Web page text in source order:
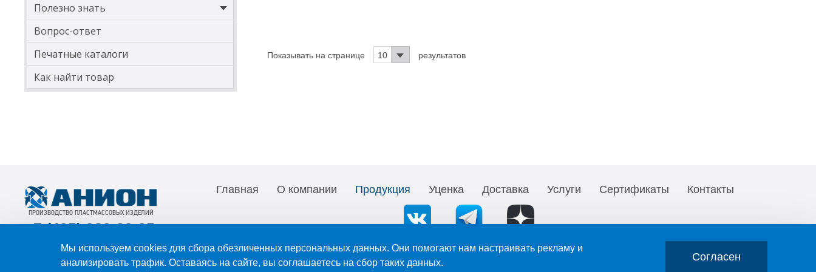
Полезно знать
Вопрос-ответ
Печатные каталоги
Как найти товар
Показывать на странице 10 результатов
ПРОИЗВОДСТВО ПЛАСТМАССОВЫХ ИЗДЕЛИЙ
+7 (495) 989-29-95
+7 (800) 505-59-55
sale@anion-msk.ru
Главная О компании Продукция Уценка Доставка Услуги Сертификаты Контакты
© 2003-2026 Все права принадлежат ООО «АНИОН». Ссылка при копировании, цитировании, перепечатке любого фрагмента текста, изображения, скачиваемого
Мы используем cookies для сбора обезличенных персональных данных. Они помогают нам настраивать рекламу и
анализировать трафик. Оставаясь на сайте, вы соглашаетесь на сбор таких данных.
Согласен